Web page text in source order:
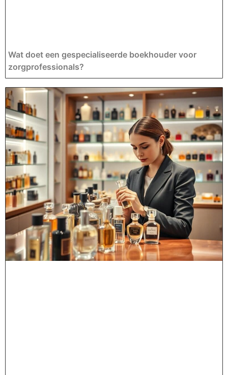
Wat doet een gespecialiseerde boekhouder voor
zorgprofessionals?